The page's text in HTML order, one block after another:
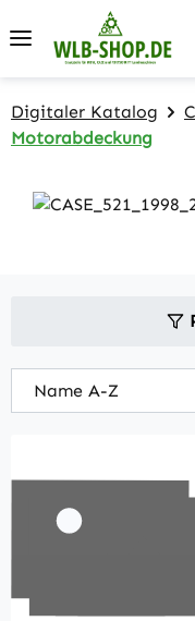
Zum Hauptinhalt
Digitaler Katalog
Motorabdeckung